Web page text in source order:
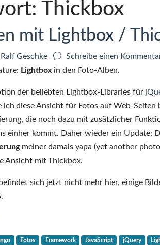
Thickbox
mit Lightbox /
Autor:
Ralf Geschke Schreibe einen
Lightbox in den Foto-Alben.
der beliebten Lightbox-Libraries für
ich diese Ansicht für Fotos auf Web-Seiten
die noch dazu mit zusätzlicher
einher kommt. Daher wieder ein Update:
meiner damals yapa (yet another
Ansicht mit Thickbox.
sich jetzt nicht mehr hier, einige
Fotos Framework JavaScript jQuery